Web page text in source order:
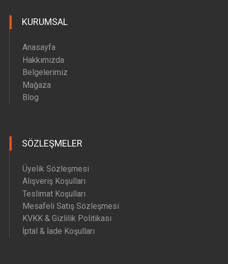
KURUMSAL
Anasayfa
Hakkımızda
Belgelerimiz
Mağaza
Blog
SÖZLEŞMELER
Üyelik Sözleşmesi
Alışveriş Koşulları
Teslimat Koşulları
Mesafeli Satış Sözleşmesi
KVKK & Gizlilik Politikası
İptal & İade Koşulları